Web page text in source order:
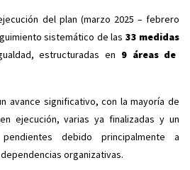
del plan (marzo 2025 – febrero
sistemático de las 33 medidas
estructuradas en 9 áreas de
avance significativo, con la mayoría de
ejecución, varias ya finalizadas y un
debido principalmente a
organizativas.